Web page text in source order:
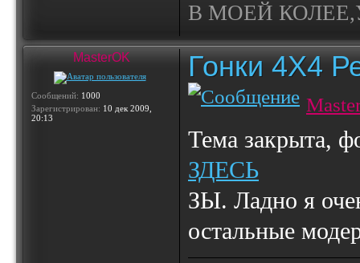
В МОЕЙ
MasterOK
Сообщений: 1000
Зарегистрирован: 10 дек 2009,
20:13
Гонки 4Х4
Тема закрыта,
ЗДЕСЬ
ЗЫ. Ладно я
остальные